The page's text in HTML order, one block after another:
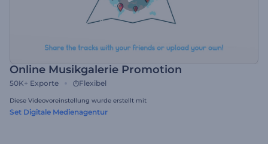
Online Musikgalerie Promotion
50K+ Exporte Flexibel
Diese Videovoreinstellung wurde erstellt mit
Set Digitale Medienagentur